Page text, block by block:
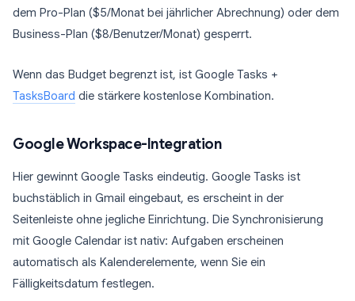
dem Pro-Plan ($5/Monat bei jährlicher Abrechnung) oder dem
Business-Plan ($8/Benutzer/Monat) gesperrt.
Wenn das Budget begrenzt ist, ist Google Tasks +
TasksBoard die stärkere kostenlose Kombination.
Google Workspace-Integration
Hier gewinnt Google Tasks eindeutig. Google Tasks ist
buchstäblich in Gmail eingebaut, es erscheint in der
Seitenleiste ohne jegliche Einrichtung. Die Synchronisierung
mit Google Calendar ist nativ: Aufgaben erscheinen
automatisch als Kalenderelemente, wenn Sie ein
Fälligkeitsdatum festlegen.